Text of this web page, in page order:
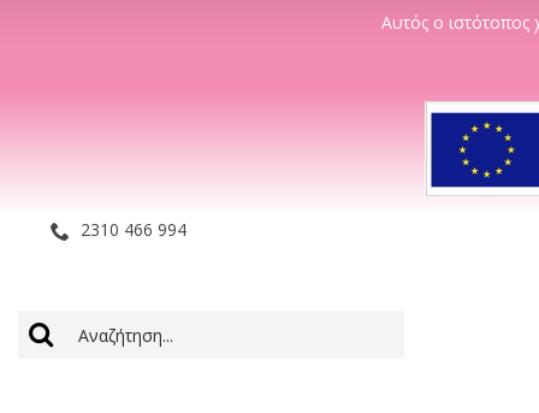
Αυτός ο ιστότοπος
2310 466 994